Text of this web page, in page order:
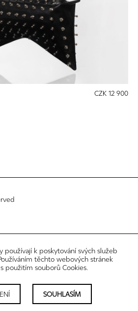
CZK 12 900
používají k poskytování svých služeb
těchto webových stránek
použitím souborů Cookies.
SOUHLASÍM